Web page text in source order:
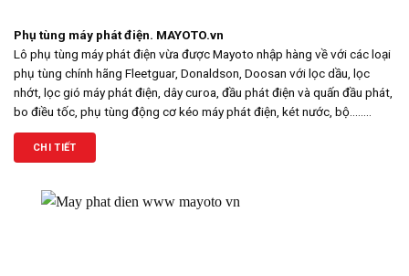
Phụ tùng máy phát điện. MAYOTO.vn
Lô phụ tùng máy phát điện vừa được Mayoto nhập hàng về với các loại
phụ tùng chính hãng Fleetguar, Donaldson, Doosan với lọc dầu, lọc
nhớt, lọc gió máy phát điện, dây curoa, đầu phát điện và quấn đầu phát,
bo điều tốc, phụ tùng động cơ kéo máy phát điện, két nước, bộ........
CHI TIẾT